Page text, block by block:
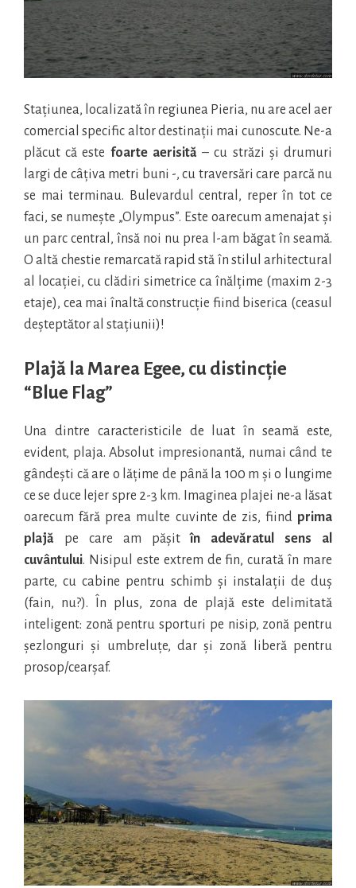
Stațiunea, localizată în regiunea Pieria, nu are acel aer
comercial specific altor destinații mai cunoscute. Ne-a
plăcut că este foarte aerisită – cu străzi și drumuri
largi de câțiva metri buni -, cu traversări care parcă nu
se mai terminau. Bulevardul central, reper în tot ce
faci, se numește „Olympus”. Este oarecum amenajat și
un parc central, însă noi nu prea l-am băgat în seamă.
O altă chestie remarcată rapid stă în stilul arhitectural
al locației, cu clădiri simetrice ca înălțime (maxim 2-3
etaje), cea mai înaltă construcție fiind biserica (ceasul
deșteptător al stațiunii)!
Plajă la Marea Egee, cu distincție
“Blue Flag”
Una dintre caracteristicile de luat în seamă este,
evident, plaja. Absolut impresionantă, numai când te
gândești că are o lățime de până la 100 m și o lungime
ce se duce lejer spre 2-3 km. Imaginea plajei ne-a lăsat
oarecum fără prea multe cuvinte de zis, fiind prima
plajă pe care am pășitîn adevăratul sens al
cuvântului. Nisipul este extrem de fin, curată în mare
parte, cu cabine pentru schimb și instalații de duș
(fain, nu?). În plus, zona de plajă este delimitată
inteligent: zonă pentru sporturi pe nisip, zonă pentru
șezlonguri și umbreluțe, dar și zonă liberă pentru
prosop/cearșaf.